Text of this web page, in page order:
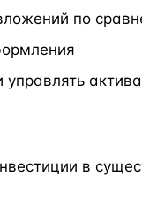
по
управлять
в